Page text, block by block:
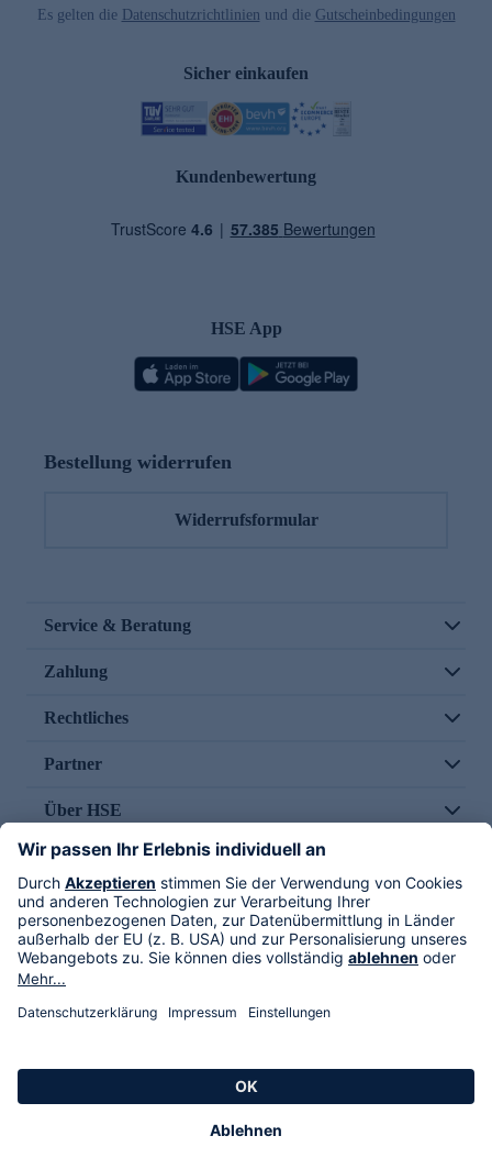
Es gelten die Datenschutzrichtlinien und die Gutscheinbedingungen
Sicher einkaufen
Kundenbewertung
HSE App
Bestellung widerrufen
Widerrufsformular
Service & Beratung
Zahlung
Rechtliches
Partner
Über HSE
Im TV
HSE International